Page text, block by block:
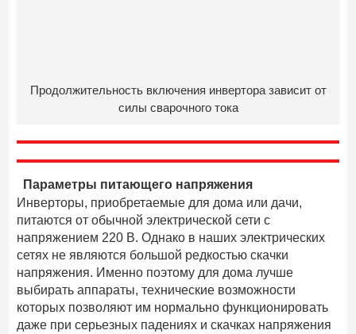
Продолжительность включения инвертора зависит от
силы сварочного тока
Параметры питающего напряжения
Инверторы, приобретаемые для дома или дачи,
питаются от обычной электрической сети с
напряжением 220 В. Однако в наших электрических
сетях не являются большой редкостью скачки
напряжения. Именно поэтому для дома лучше
выбирать аппараты, технические возможности
которых позволяют им нормально функционировать
даже при серьезных падениях и скачках напряжения